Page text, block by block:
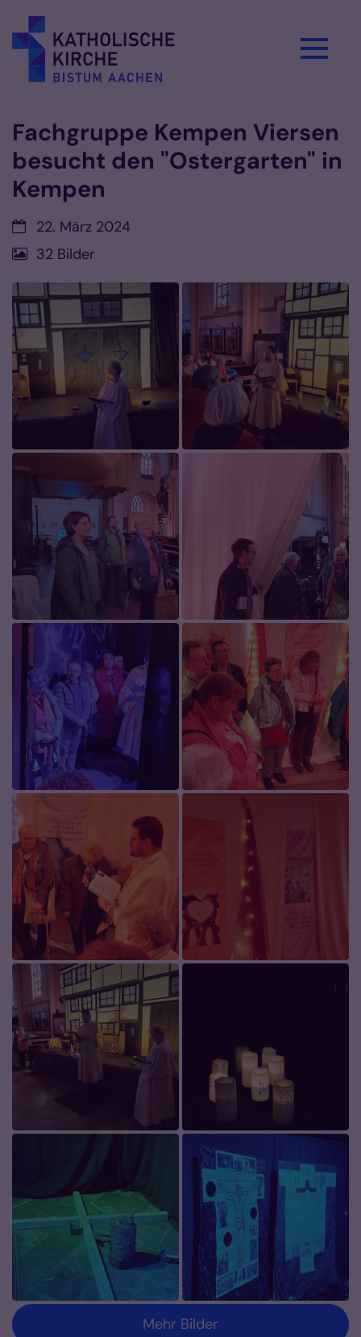
Fachgruppe Kempen Viersen
besucht den "Ostergarten" in
Kempen
Datum:22. März 2024
32 Bilder
Mehr Bilder